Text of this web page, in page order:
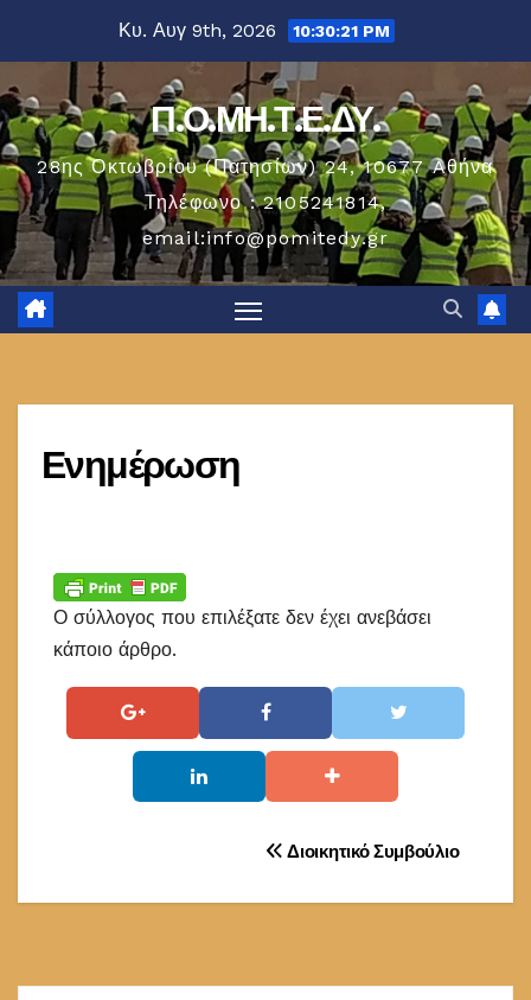
περιεχόμενο
Κυ. Αυγ 9th, 2026 10:30:21 PM
Π.Ο.ΜΗ.Τ.Ε.ΔΥ.
28ης Οκτωβρίου (Πατησίων) 24, 10677 Aθήνα
Τηλέφωνο : 2105241814,
email:info@pomitedy.gr
Ενημέρωση
Ο σύλλογος που επιλέξατε δεν έχει ανεβάσει
κάποιο άρθρο.
άρθρων
Διοικητικό Συμβούλιο